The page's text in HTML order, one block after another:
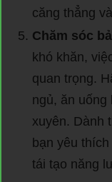
căng thẳng
Chăm sóc
khó khăn,
quan trọng.
ngủ, ăn
xuyên. Dành
bạn yêu
tái tạo năng